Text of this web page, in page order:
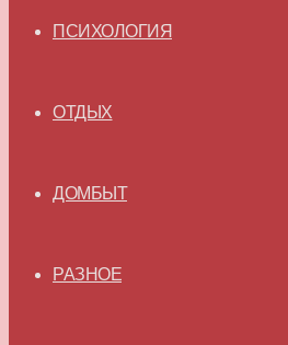
ПСИХОЛОГИЯ
ОТДЫХ
ДОМБЫТ
РАЗНОЕ